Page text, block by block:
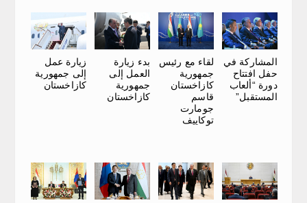
المشاركة في
حفل افتتاح
دورة “ألعاب
المستقبل”
لقاء مع رئيس
جمهورية
كازاخستان
قاسم
جومارت
توكاييف
بدء زيارة
العمل إلى
جمهورية
كازاخستان
زيارة عمل
إلى جمهورية
كازاخستان